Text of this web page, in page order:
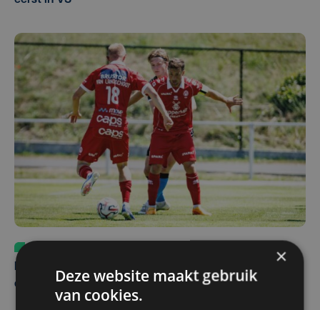
Net voor kraker tegen Essevee: match van KV Kortrijk
op Anderlecht uitgesteld door Europees voetbal
×
Deze website maakt gebruik
van cookies.